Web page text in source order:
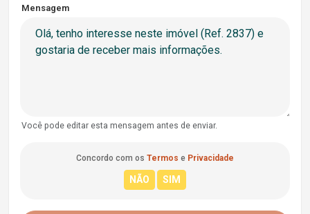
Mensagem
Você pode editar esta mensagem antes de enviar.
Concordo com os Termos e Privacidade